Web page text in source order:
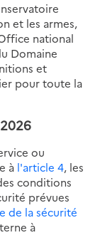
et les armes,
national
Domaine
et
pour toute la
ou
à l'article 4, les
conditions
prévues
de la sécurité
à